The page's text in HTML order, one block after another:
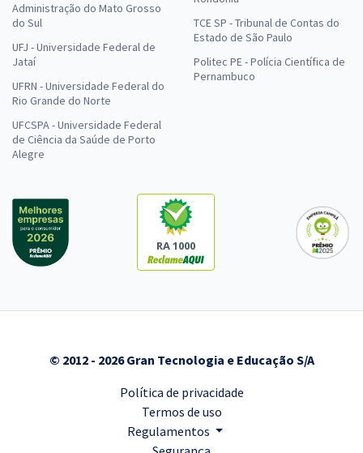
Administração do Mato Grosso
do Sul
UFJ - Universidade Federal de
Jataí
UFRN - Universidade Federal do
Rio Grande do Norte
UFCSPA - Universidade Federal
de Ciência da Saúde de Porto
Alegre
TCE SP - Tribunal de Contas do
Estado de São Paulo
Politec PE - Polícia Científica de
Pernambuco
RA 1000
© 2012 - 2026 Gran Tecnologia e Educação S/A
Política de privacidade
Termos de uso
Regulamentos